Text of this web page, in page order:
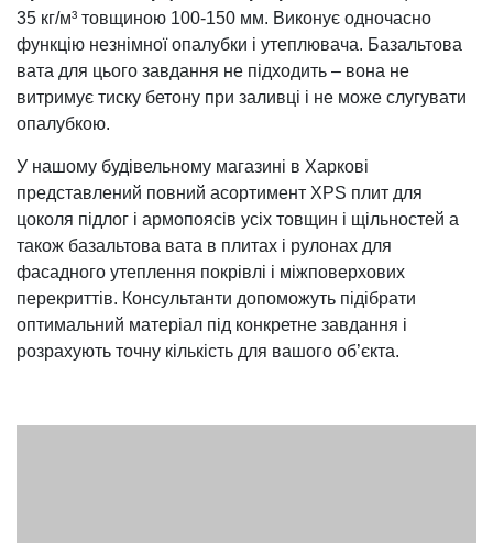
35 кг/м³ товщиною 100-150 мм. Виконує одночасно
функцію незнімної опалубки і утеплювача. Базальтова
вата для цього завдання не підходить – вона не
витримує тиску бетону при заливці і не може слугувати
опалубкою.
У нашому будівельному магазині в Харкові
представлений повний асортимент XPS плит для
цоколя підлог і армопоясів усіх товщин і щільностей а
також базальтова вата в плитах і рулонах для
фасадного утеплення покрівлі і міжповерхових
перекриттів. Консультанти допоможуть підібрати
оптимальний матеріал під конкретне завдання і
розрахують точну кількість для вашого об’єкта.